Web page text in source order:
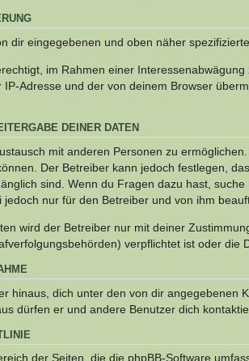
dir eingegebenen und oben näher
im Rahmen einer
Adresse und der von deinem Browser
DEINER DATEN
mit anderen Personen zu
Der Betreiber kann jedoch festlegen,
sind. Wenn du Fragen dazu hast,
nur für den Betreiber und von ihm
wird der Betreiber nur mit deiner
verpflichtet ist oder die
hinaus, dich unter den von dir
dürfen er und andere Benutzer dich
der Seiten, die die phpBB-Software